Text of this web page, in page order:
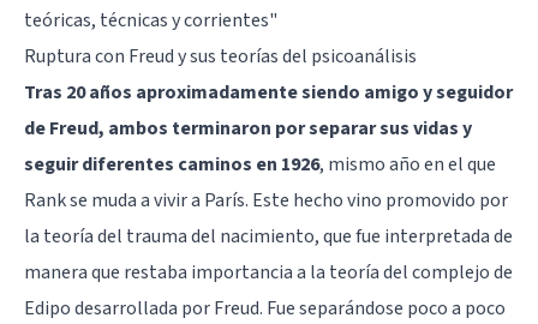
teóricas, técnicas y corrientes"
Ruptura con Freud y sus teorías del psicoanálisis
Tras 20 años aproximadamente siendo amigo y seguidor
de Freud, ambos terminaron por separar sus vidas y
seguir diferentes caminos en 1926, mismo año en el que
Rank se muda a vivir a París. Este hecho vino promovido por
la teoría del trauma del nacimiento, que fue interpretada de
manera que restaba importancia a la teoría del complejo de
Edipo desarrollada por Freud. Fue separándose poco a poco